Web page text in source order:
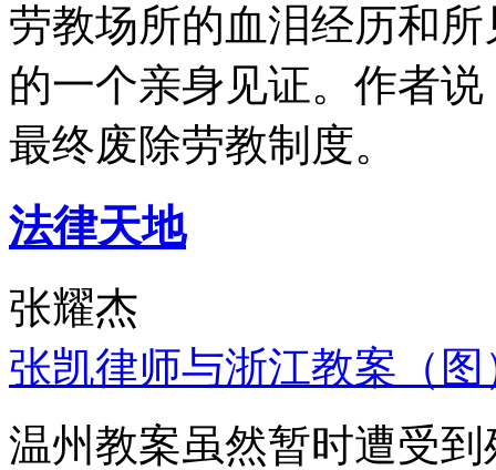
劳教场所的血泪经历和
的一个亲身见证。作者
最终废除劳教制度。
法律天地
张耀杰
张凯律师与浙江教案（图
温州教案虽然暂时遭受